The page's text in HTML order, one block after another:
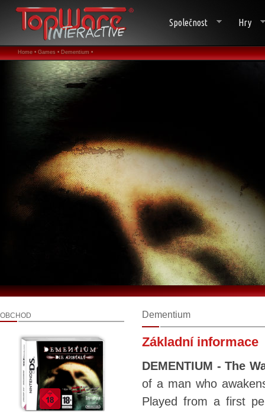
Společnost Hry
Home • Games • Dementium •
OBCHOD Dementium
Základní informace
DEMENTIUM - The
of a man who
Played from a first